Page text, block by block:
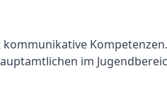
Kompetenzen.
im